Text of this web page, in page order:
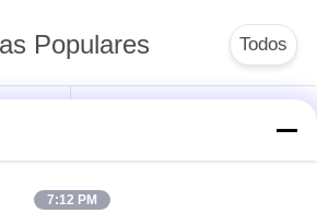
Populares Todos
de la baja tensión
7:12 PM